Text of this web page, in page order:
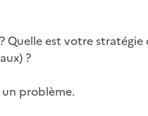
est votre stratégie
?
problème.